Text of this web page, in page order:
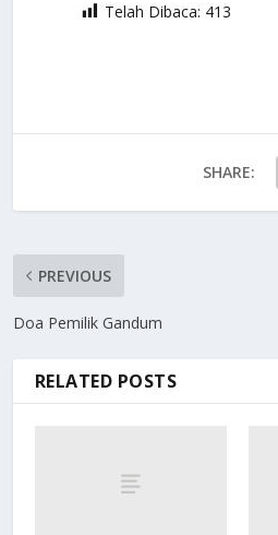
Telah Dibaca: 413
SHARE:
PREVIOUS
Doa Pemilik Gandum
RELATED POSTS